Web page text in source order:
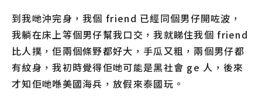
到我哋沖完身，我個 friend 已經同個男仔開咗波，
我躺在床上等個男仔幫我口交，我就睇住我個 friend
比人撲，佢兩個條野都好大，手瓜又粗，兩個男仔都
有紋身，我初時覺得佢哋可能是黑社會 ge 人，後來
才知佢哋喺美國海兵，放假來泰國玩。